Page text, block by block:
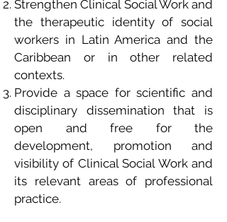
Strengthen Clinical Social Work and
the therapeutic identity of social
workers in Latin America and the
Caribbean or in other related
contexts.
Provide a space for scientific and
disciplinary dissemination that is
open and free for the
development, promotion and
visibility of Clinical Social Work and
its relevant areas of professional
practice.